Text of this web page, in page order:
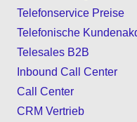
Telefonservice Preise
Telefonische
Telesales B2B
Inbound Call Center
Call Center
CRM Vertrieb